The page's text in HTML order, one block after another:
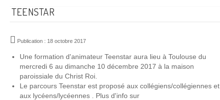
TEENSTAR
Publication : 18 octobre 2017
Une formation d'animateur Teenstar aura lieu à Toulouse du
mercredi 6 au dimanche 10 décembre 2017 à la maison
paroissiale du Christ Roi.
Le parcours Teenstar est proposé aux collégiens/collégiennes et
aux lycéens/lycéennes . Plus d'info sur